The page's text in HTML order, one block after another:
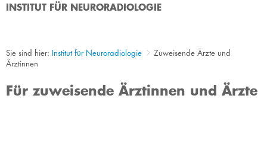
INSTITUT FÜR NEURORADIOLOGIE
Sie sind hier: Institut für Neuroradiologie
Zuweisende Ärzte und
Ärztinnen
Für zuweisende Ärztinnen und Ärzte